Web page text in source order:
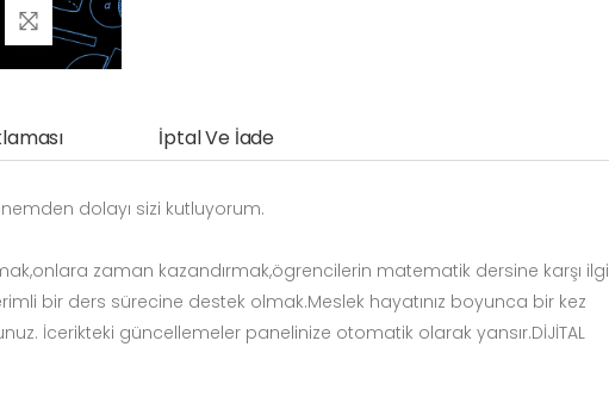
İptal Ve İade
dolayı sizi kutluyorum.
zaman kazandırmak,ögrencilerin matematik dersine karşı ilgi
bir ders sürecine destek olmak.Meslek hayatınız boyunca bir kez
İcerikteki güncellemeler panelinize otomatik olarak yansır.DİJİTAL